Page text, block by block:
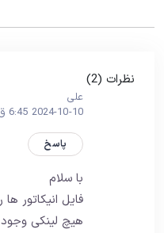
نظرات (2)
علی
2024-10-10 6:45 ق.ظ
پاسخ
با سلام
فایل انیکاتور
هیچ لینکی وجود